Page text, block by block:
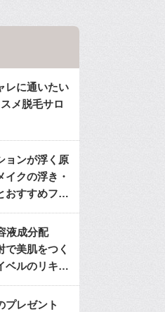
レに通いたい
メ脱毛サロ
ョンが浮く原
イクの浮き・
おすすめファ
液成分配
で美肌をつく
ベルのリキッ
プレゼント